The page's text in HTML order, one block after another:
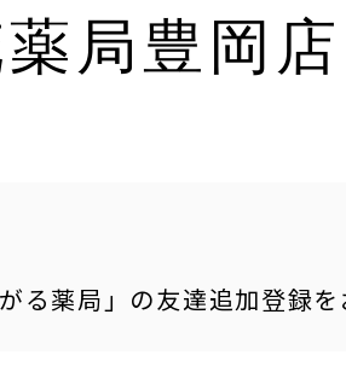
局豊岡店
る薬局」の友達追加登録